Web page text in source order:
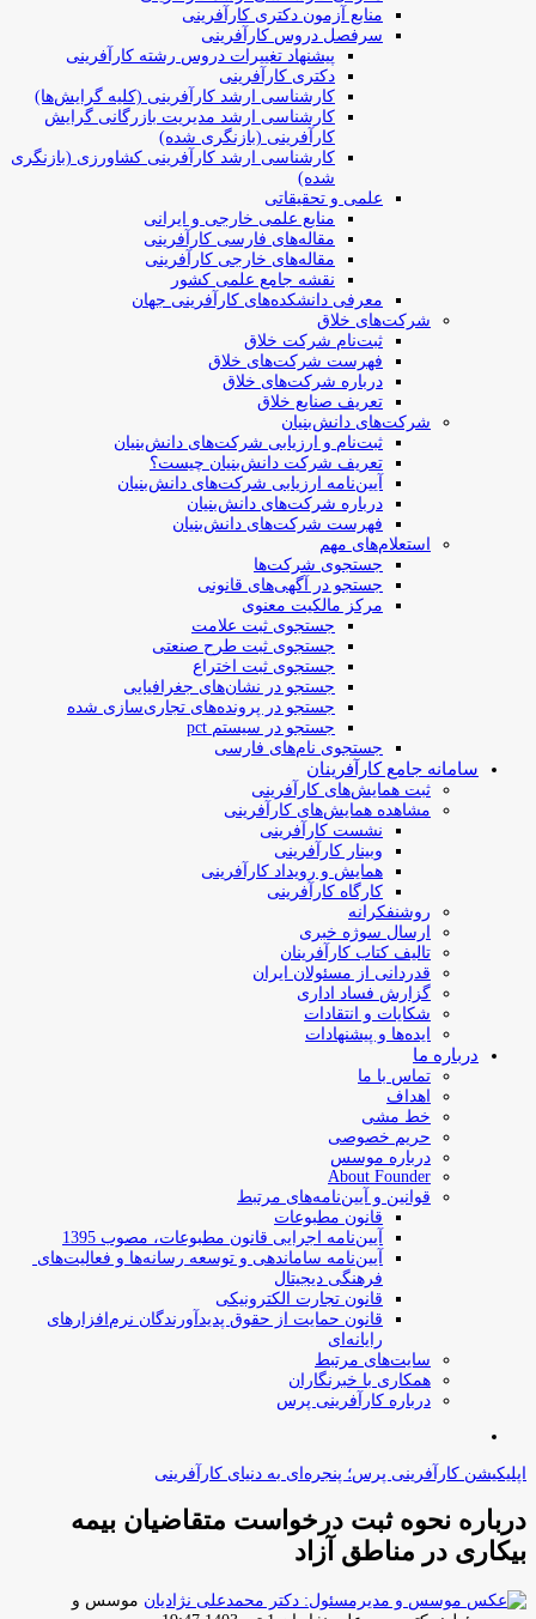
منابع آزمون دکتری کارآفرینی
سرفصل دروس کارآفرینی
پیشنهاد تغییرات دروس رشته کارآفرینی
دکتری کارآفرینی
کارشناسی ارشد کارآفرینی (کلیه گرایش‌ها)
کارشناسی ارشد مدیریت بازرگانی گرایش
کارآفرینی (بازنگری شده)
کارشناسی ارشد کارآفرینی کشاورزی (بازنگری
شده)
علمی و تحقیقاتی
منابع علمی خارجی و ایرانی
مقاله‌های فارسی کارآفرینی
مقاله‌های خارجی کارآفرینی
نقشه جامع علمی کشور
معرفی دانشکده‌های کارآفرینی جهان
شرکت‌های خلاق
ثبت‌نام شرکت خلاق
فهرست شرکت‌های خلاق
درباره شرکت‌های خلاق
تعریف صنایع خلاق
شرکت‌های دانش‌بنیان
ثبت‌نام و ارزیابی شرکت‌های دانش‌بنیان
تعریف شرکت دانش‌بنیان چیست؟
آیین‌نامه ارزیابی شرکت‌های دانش‌بنیان
درباره شرکت‌های دانش‌بنیان
فهرست شرکت‌های دانش‌بنیان
استعلام‌های مهم
جستجوی شرکت‌ها
جستجو در آگهی‌های قانونی
مرکز مالکیت معنوی
جستجوی ثبت علامت
جستجوی ثبت طرح صنعتی
جستجوی ثبت اختراع
جستجو در نشان‌های جغرافیایی
جستجو در پرونده‌های تجاری‌سازی شده
جستجو در سیستم pct
جستجوی نام‌های فارسی
سامانه جامع کارآفرینان
ثبت همایش‌های کارآفرینی
مشاهده همایش‌های کارآفرینی
نشست کارآفرینی
وبینار کارآفرینی
همایش و رویداد کارآفرینی
کارگاه کارآفرینی
روشنفکرانه
ارسال سوژه‌ خبری
تالیف کتاب کارآفرینان
قدردانی از مسئولان ایران
گزارش فساد اداری
شکایات و انتقادات
ایده‌ها و پیشنهادات
درباره ما
تماس با ما
اهداف
خط مشی
حریم خصوصی
درباره موسس
About Founder
قوانین و آیین‌نامه‌های مرتبط
‌قانون مطبوعات
آیین‌نامه اجرایی قانون مطبوعات، مصوب 1395
آیین‌نامه سامان­دهی و توسعه رسانه­‌ها و فعالیت‌­های
فرهنگی دیجیتال
قانون تجارت الکترونیکی
قانون حمایت از حقوق پدیدآورندگان نرم‌افزارهای
رایانه‌ای
سایت‌های مرتبط
همکاری با خبرنگاران
درباره کارآفرینی پرس
اپلیکیشن کارآفرینی پرس؛ پنجره‌ای به دنیای کارآفرینی
درباره نحوه ثبت درخواست متقاضیان بیمه
بیکاری در مناطق آزاد
موسس و